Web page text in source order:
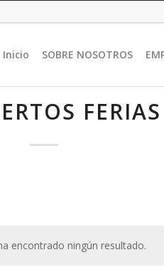
Inicio SOBRE NOSOTROS
FERIAS
Aviso
encontrado ningún resultado.